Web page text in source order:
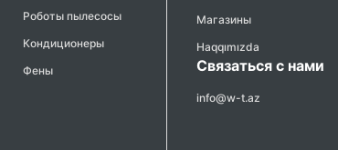
Роботы пылесосы
Кондиционеры
Фены
Магазины
Haqqımızda
Связаться с нами
info@w-t.az